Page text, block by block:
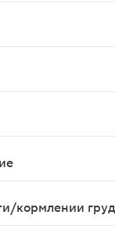
кормлении